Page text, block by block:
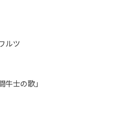
ルツ
士の歌」